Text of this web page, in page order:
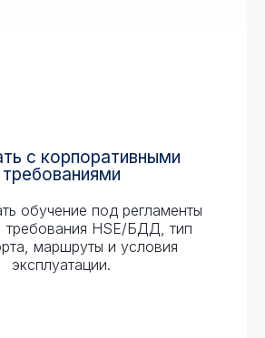
с корпоративными
требованиями
обучение под регламенты
требования HSE/БДД, тип
маршруты и условия
эксплуатации.